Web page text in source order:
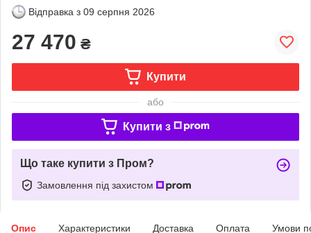
Відправка з 09 серпня 2026
27 470 ₴
Купити
або
Купити з
Що таке купити з Пром?
Замовлення під захистом
Опис Характеристики Доставка Оплата Умови